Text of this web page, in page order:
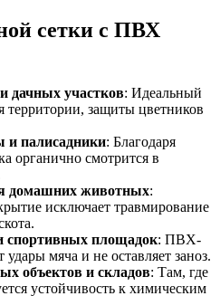
сетки с ПВХ
дачных участков: Идеальный
территории, защиты цветников
и палисадники: Благодаря
органично смотрится в
домашних животных:
исключает травмирование
спортивных площадок: ПВХ-
мяча и не оставляет заноз.
объектов и складов: Там, где
устойчивость к химическим